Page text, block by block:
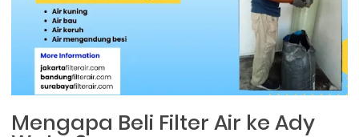
Mengapa Beli Filter Air ke Ady